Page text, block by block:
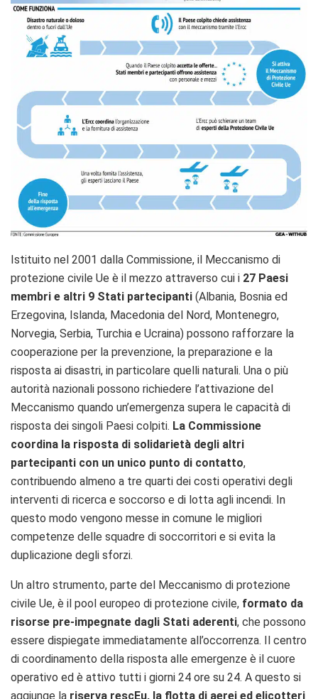
Istituito nel 2001 dalla Commissione, il Meccanismo di
protezione civile Ue è il mezzo attraverso cui i 27 Paesi
membri e altri 9 Stati partecipanti (Albania, Bosnia ed
Erzegovina, Islanda, Macedonia del Nord, Montenegro,
Norvegia, Serbia, Turchia e Ucraina) possono rafforzare la
cooperazione per la prevenzione, la preparazione e la
risposta ai disastri, in particolare quelli naturali. Una o più
autorità nazionali possono richiedere l’attivazione del
Meccanismo quando un’emergenza supera le capacità di
risposta dei singoli Paesi colpiti. La Commissione
coordina la risposta di solidarietà degli altri
partecipanti con un unico punto di contatto,
contribuendo almeno a tre quarti dei costi operativi degli
interventi di ricerca e soccorso e di lotta agli incendi. In
questo modo vengono messe in comune le migliori
competenze delle squadre di soccorritori e si evita la
duplicazione degli sforzi.
Un altro strumento, parte del Meccanismo di protezione
civile Ue, è il pool europeo di protezione civile, formato da
risorse pre-impegnate dagli Stati aderenti, che possono
essere dispiegate immediatamente all’occorrenza. Il centro
di coordinamento della risposta alle emergenze è il cuore
operativo ed è attivo tutti i giorni 24 ore su 24. A questo si
aggiunge la riserva rescEu, la flotta di aerei ed elicotteri